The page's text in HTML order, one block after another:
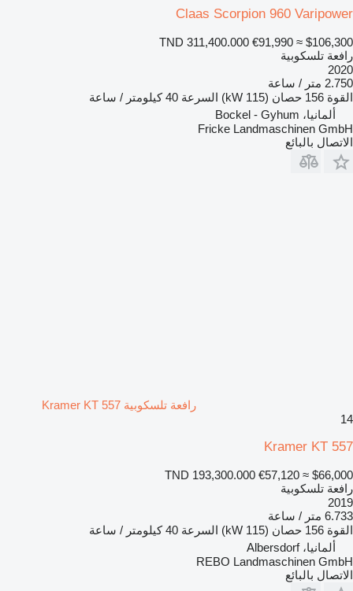
Claas Scorpion 960 Varipower
TND 311,400.000 €91,990 ≈ $106,300
رافعة تلسكوبية
2020
2.750 متر / ساعة
القوة 156 حصان (115 kW) السرعة 40 كيلومتر / ساعة
ألمانيا، Bockel - Gyhum
Fricke Landmaschinen GmbH
الاتصال بالبائع
رافعة تلسكوبية Kramer KT 557
14
Kramer KT 557
TND 193,300.000 €57,120 ≈ $66,000
رافعة تلسكوبية
2019
6.733 متر / ساعة
القوة 156 حصان (115 kW) السرعة 40 كيلومتر / ساعة
ألمانيا، Albersdorf
REBO Landmaschinen GmbH
الاتصال بالبائع